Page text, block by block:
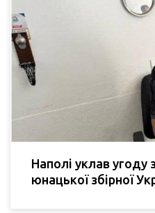
Наполі уклав угоду
юнацької збірної